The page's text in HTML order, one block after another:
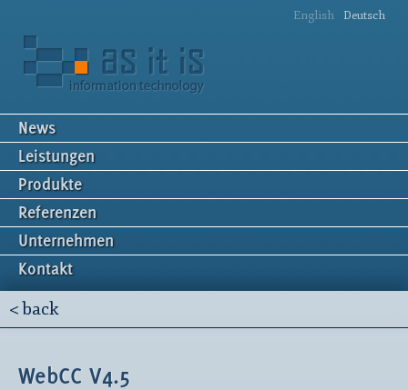
News
Leistungen
Produkte
Referenzen
Unternehmen
Kontakt
< back
WebCC V4.5
Deutsch
English